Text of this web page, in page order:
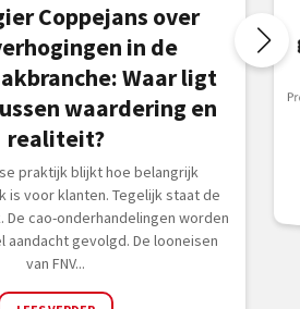
Coppejans over
in de
Waar ligt
waardering en
realiteit?
praktijk blijkt hoe belangrijk
is voor klanten. Tegelijk staat de
cao-onderhandelingen worden
aandacht gevolgd. De looneisen
van FNV...